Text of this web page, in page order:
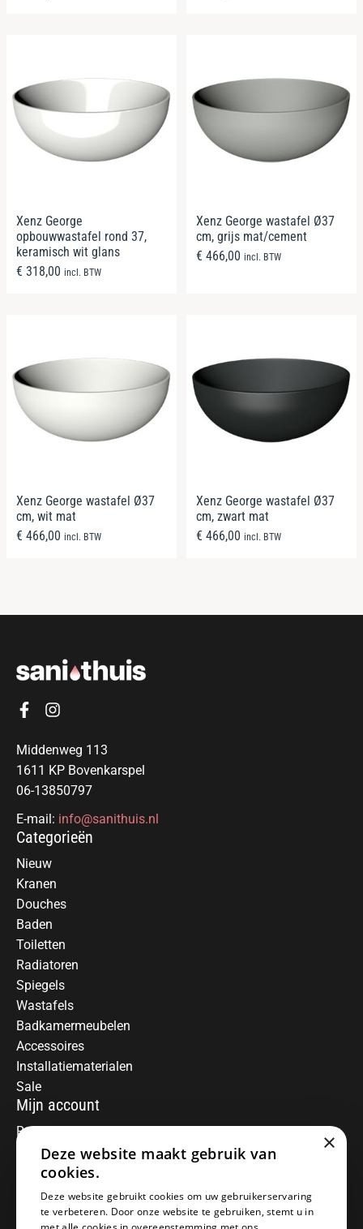
Xenz George
opbouwwastafel rond 37,
keramisch wit glans
€ 318,00 incl. BTW
Xenz George wastafel Ø37
cm, grijs mat/cement
€ 466,00 incl. BTW
Xenz George wastafel Ø37
cm, wit mat
€ 466,00 incl. BTW
Xenz George wastafel Ø37
cm, zwart mat
€ 466,00 incl. BTW
Middenweg 113
1611 KP Bovenkarspel
06-13850797
E-mail: info@sanithuis.nl
Categorieën
Nieuw
Kranen
Douches
Baden
Toiletten
Radiatoren
Spiegels
Wastafels
Badkamermeubelen
Accessoires
Installatiematerialen
Sale
Mijn account
Registreren
Mijn bestellingen
Informatie
Over ons
Algemene voorwaarden
×
Deze website maakt gebruik van
cookies.
Deze website gebruikt cookies om uw gebruikerservaring
te verbeteren. Door onze website te gebruiken, stemt u in